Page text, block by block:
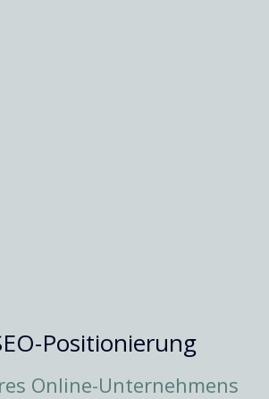
Positionierung
Online-Unternehmens